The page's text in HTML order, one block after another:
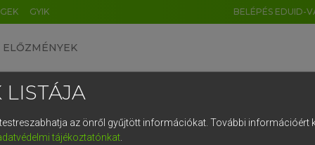
GYIK BELÉPÉS EDUID-
ELŐZMÉNYEK
LISTÁJA
az önről gyűjtött információkat. További információért
tájékoztatónkat.
DE CN FR ES IT NL